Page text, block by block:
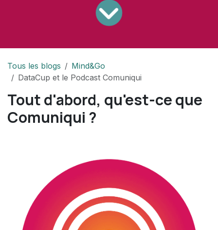
Tous les blogs
Mind&Go
DataCup et le Podcast Comuniqui
Tout d'abord, qu'est-ce que
Comuniqui ?